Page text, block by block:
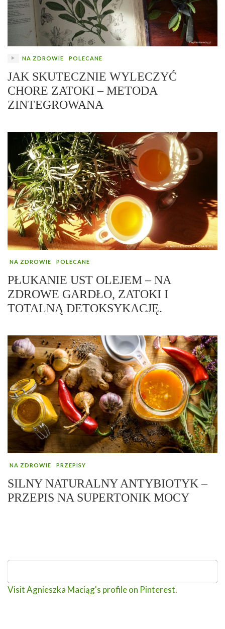
NA ZDROWIE POLECANE
JAK SKUTECZNIE WYLECZYĆ
CHORE ZATOKI – METODA
ZINTEGROWANA
NA ZDROWIE POLECANE
PŁUKANIE UST OLEJEM – NA
ZDROWE GARDŁO, ZATOKI I
TOTALNĄ DETOKSYKACJĘ.
NA ZDROWIE PRZEPISY
SILNY NATURALNY ANTYBIOTYK –
PRZEPIS NA SUPERTONIK MOCY
Visit Agnieszka Maciąg's profile on Pinterest.